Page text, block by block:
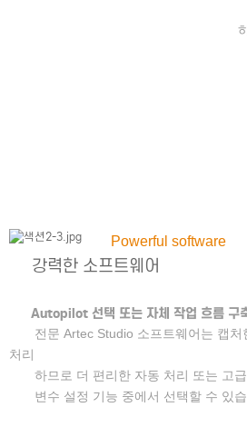
Powerful software
강력한 소프트웨어
Autopilot 선택 또는 자체 작업 흐름 구
전문 Artec Studio 소프트웨어는 캡처
처리
하므로 더 편리한 자동 처리 또는 고급
변수 설정 기능 중에서 선택할 수 있습